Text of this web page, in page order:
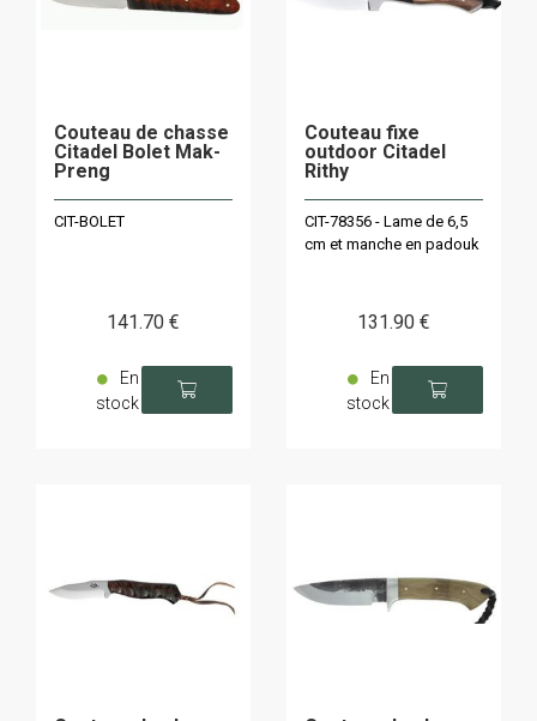
Couteau de chasse
Citadel Bolet Mak-
Preng
CIT-BOLET
141.70 €
En
stock
Couteau fixe
outdoor Citadel
Rithy
CIT-78356 - Lame de 6,5
cm et manche en padouk
131.90 €
En
stock